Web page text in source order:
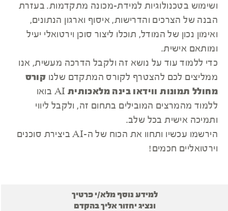
ושימוש בטכנולוגיות למידת-מכונה מתקדמות. בעזרת
הבנה של הצרכים והדרישות, איסוף וארגון הנתונים,
ואימון נכון של המודל, תוכלו ליצור סוכן וירטואלי יעיל
ומותאם אישית.
כדי ללמוד עוד על נושא זה ולקבל הדרכה מעשית, אנו
ממליצים לכם להצטרף לקורס המתקדם שלנו קורס
מחולל תמונות ווידאו בינה מלאכותית AI
בואו
ללמוד מהמרצים המובילים בתחום זה, ולקבל ליווי
ותמיכה אישית בכל שלב.
הירשמו עכשיו ותחוו את הכוח של ה-AI ביצירת סוכנים
וירטואליים חכמים!
למידע נוסף מלא/י פרטיך
ונציג יחזור אליך בהקדם